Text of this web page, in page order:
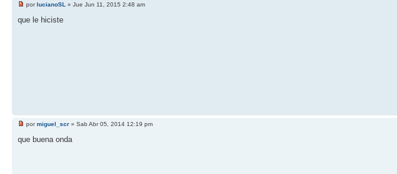
porlucianoSL » Jue Jun 11, 2015 2:48 am
que le hiciste
pormiguel_scr » Sab Abr 05, 2014 12:19 pm
que buena onda